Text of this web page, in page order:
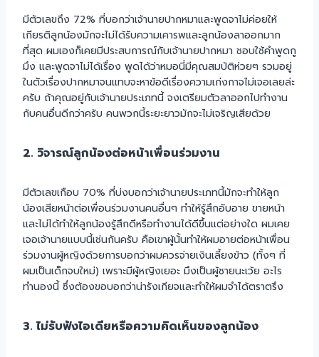
มีตัวเลขถึง 72% ที่บอกว่าเจ้านายปากหมาและพูดจาไม่ค่อยให้
เกียรติลูกน้องมักจะไม่ได้รับความเคารพและลูกน้องลาออกมาก
ที่สุด ผมเองก็เคยมีประสบการณ์กับเจ้านายปากหมา ชอบใช้คำพูดกู
มึง และพูดจาไม่ได้เรื่อง พูดได้ว่าหมอนี่มีคุณสมบัติห่วยๆ รวมอยู่
ในตัวเรื่องปากหมาจนแทบจะหาข้อดีเรื่องความเก่งกาจไม่เจอเลยล่ะ
ครับ ถ้าคุณอยู่กับเจ้านายประเภทนี้ จงเตรียมตัวลาออกไปทำงาน
กับคนอื่นดีกว่าครับ คนพวกนี้ระยะยาวมักจะไม่เจริญเสียด้วย
2. วิจารณ์ลูกน้องต่อหน้าเพื่อนร่วมงาน
มีตัวเลขเกือบ 70% ที่บ่งบอกว่าเจ้านายประเภทนี้มักจะทำให้ลูก
น้องเสียหน้าต่อเพื่อนร่วมงานคนอื่นๆ ทำให้รู้สึกอับอาย ขายหน้า
และไม่ได้ทำให้ลูกน้องรู้สึกดีหรือทำงานได้ดีขึ้นแต่อย่างใด ผมเคย
เจอเจ้านายแบบนี้เช่นกันครับ คือเขาผู้นั้นทำให้ผมอายต่อหน้าเพื่อน
ร่วมงานผู้หญิงด้วยการบอกว่าผมควรจ่ายเงินเลี้ยงข้าว (ทั้งๆ ที่
ผมเป็นเด็กจบใหม่) เพราะมีผู้หญิงเยอะ มึงเป็นผู้ชายนะเว้ย อะไร
ทำนองนี้ ซึ่งต้องขอบอกว่าน่ารังเกียจและทำให้ผมจำได้ตราตรึง
3. ไม่รับฟังไอเดียหรือความคิดเห็นของลูกน้อง